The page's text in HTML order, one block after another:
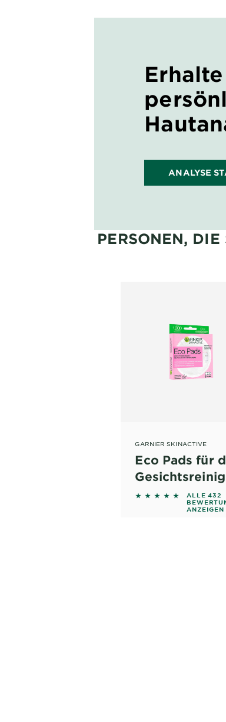
ANALYSE
PERSONEN,
GARNIER SKINACTIVE
Eco Pads für
4.838 out of 5ALLE 432
ANZEIGEN